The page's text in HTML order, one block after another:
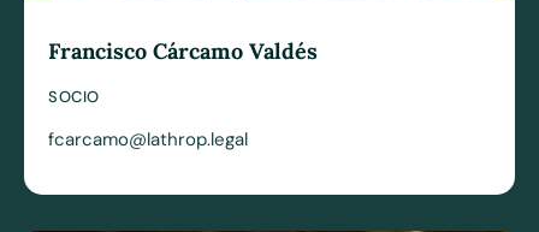
Francisco Cárcamo Valdés
SOCIO
fcarcamo@lathrop.legal